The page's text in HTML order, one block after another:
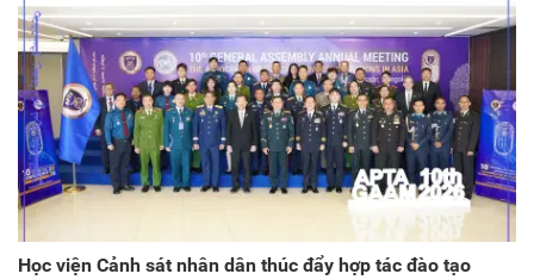
Học viện Cảnh sát nhân dân thúc đẩy hợp tác đào tạo